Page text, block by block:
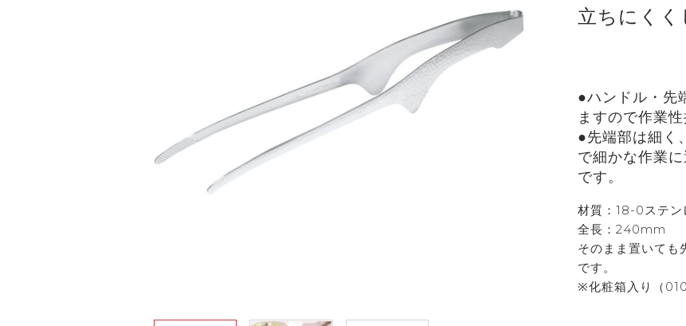
立ちにくく
●ハンドル・先
ますので作業性
●先端部は細く
で細かな作業
です。
材質：18-0ステン
全長：240mm
そのまま置いても
です。
※化粧箱入り（